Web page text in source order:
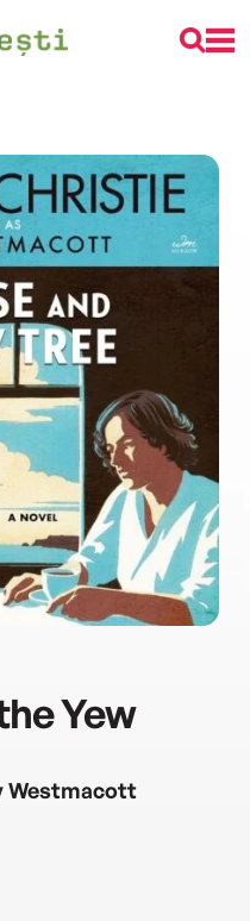
Yew
Westmacott